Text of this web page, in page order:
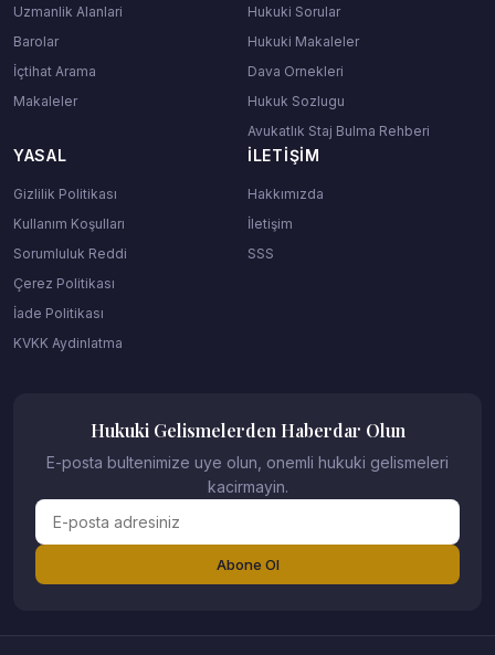
Uzmanlik Alanlari
Barolar
İçtihat Arama
Makaleler
Hukuki Sorular
Hukuki Makaleler
Dava Ornekleri
Hukuk Sozlugu
Avukatlık Staj Bulma Rehberi
YASAL
Gizlilik Politikası
Kullanım Koşulları
Sorumluluk Reddi
Çerez Politikası
İade Politikası
KVKK Aydinlatma
İLETIŞIM
Hakkımızda
İletişim
SSS
Hukuki Gelismelerden Haberdar Olun
E-posta bultenimize uye olun, onemli hukuki gelismeleri
kacirmayin.
Abone Ol